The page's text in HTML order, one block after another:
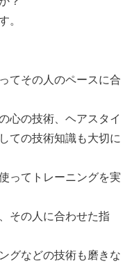
。
てその人のペースに合
心の技術、ヘアスタイ
ての技術知識も大切に
ってトレーニングを実
その人に合わせた指
グなどの技術も磨きな